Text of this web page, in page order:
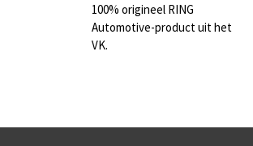
100% origineel RING
Automotive-product uit het
VK.